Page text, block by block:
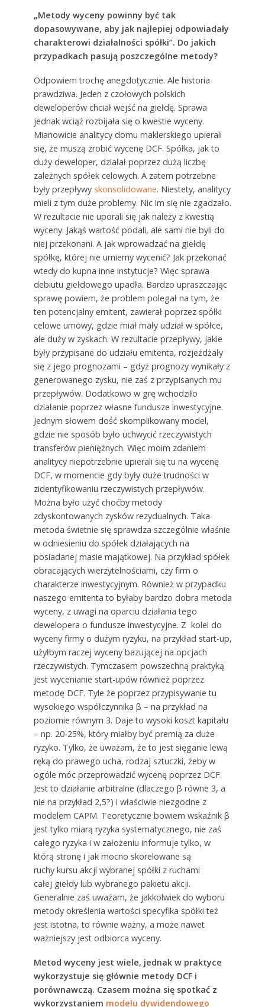
„Metody wyceny powinny być tak
dopasowywane, aby jak najlepiej odpowiadały
charakterowi działalności spółki”. Do jakich
przypadkach pasują poszczególne metody?
Odpowiem trochę anegdotycznie. Ale historia
prawdziwa. Jeden z czołowych polskich
deweloperów chciał wejść na giełdę. Sprawa
jednak wciąż rozbijała się o kwestie wyceny.
Mianowicie analitycy domu maklerskiego upierali
się, że muszą zrobić wycenę DCF. Spółka, jak to
duży deweloper, działał poprzez dużą liczbę
zależnych spółek celowych. A zatem potrzebne
były przepływy skonsolidowane. Niestety, analitycy
mieli z tym duże problemy. Nic im się nie zgadzało.
W rezultacie nie uporali się jak należy z kwestią
wyceny. Jakąś wartość podali, ale sami nie byli do
niej przekonani. A jak wprowadzać na giełdę
spółkę, której nie umiemy wycenić? Jak przekonać
wtedy do kupna inne instytucje? Więc sprawa
debiutu giełdowego upadła. Bardzo upraszczając
sprawę powiem, że problem polegał na tym, że
ten potencjalny emitent, zawierał poprzez spółki
celowe umowy, gdzie miał mały udział w spółce,
ale duży w zyskach. W rezultacie przepływy, jakie
były przypisane do udziału emitenta, rozjeżdżały
się z jego prognozami – gdyż prognozy wynikały z
generowanego zysku, nie zaś z przypisanych mu
przepływów. Dodatkowo w grę wchodziło
działanie poprzez własne fundusze inwestycyjne.
Jednym słowem dość skomplikowany model,
gdzie nie sposób było uchwycić rzeczywistych
transferów pieniężnych. Więc moim zdaniem
analitycy niepotrzebnie upierali się tu na wycenę
DCF, w momencie gdy były duże trudności w
zidentyfikowaniu rzeczywistych przepływów.
Można było użyć choćby metody
zdyskontowanych zysków rezydualnych. Taka
metoda świetnie się sprawdza szczególnie właśnie
w odniesieniu do spółek działających na
posiadanej masie majątkowej. Na przykład spółek
obracających wierzytelnościami, czy firm o
charakterze inwestycyjnym. Również w przypadku
naszego emitenta to byłaby bardzo dobra metoda
wyceny, z uwagi na oparciu działania tego
dewelopera o fundusze inwestycyjne. Z kolei do
wyceny firmy o dużym ryzyku, na przykład start-up,
użyłbym raczej wyceny bazującej na opcjach
rzeczywistych. Tymczasem powszechną praktyką
jest wycenianie start-upów również poprzez
metodę DCF. Tyle że poprzez przypisywanie tu
wysokiego współczynnika β – na przykład na
poziomie równym 3. Daje to wysoki koszt kapitału
– np. 20-25%, który miałby być premią za duże
ryzyko. Tylko, że uważam, że to jest sięganie lewą
ręką do prawego ucha, rodzaj sztuczki, żeby w
ogóle móc przeprowadzić wycenę poprzez DCF.
Jest to działanie arbitralne (dlaczego β równe 3, a
nie na przykład 2,5?) i właściwie niezgodne z
modelem CAPM. Teoretycznie bowiem wskaźnik β
jest tylko miarą ryzyka systematycznego, nie zaś
całego ryzyka i w założeniu informuje tylko, w
którą stronę i jak mocno skorelowane są
ruchy kursu akcji wybranej spółki z ruchami
całej giełdy lub wybranego pakietu akcji.
Generalnie zaś uważam, że jakkolwiek do wyboru
metody określenia wartości specyfika spółki też
jest istotna, to równie ważny, a może nawet
ważniejszy jest odbiorca wyceny.
Metod wyceny jest wiele, jednak w praktyce
wykorzystuje się głównie metody DCF i
porównawczą. Czasem można się spotkać z
wykorzystaniem modelu dywidendowego